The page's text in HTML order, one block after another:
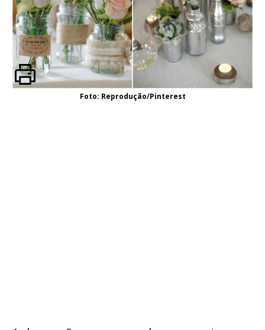
Foto: Reprodução/Pinterest